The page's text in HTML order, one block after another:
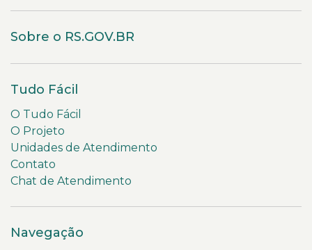
Sobre o RS.GOV.BR
Tudo Fácil
O Tudo Fácil
O Projeto
Unidades de Atendimento
Contato
Chat de Atendimento
Navegação